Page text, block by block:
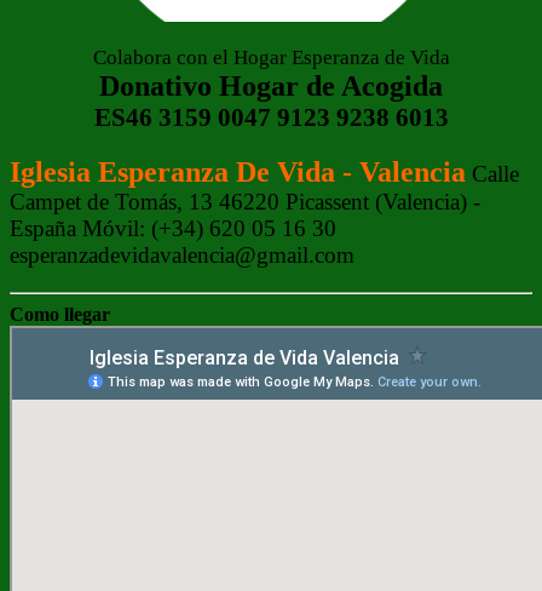
Colabora con el Hogar Esperanza de Vida
Donativo Hogar de Acogida
ES46 3159 0047 9123 9238 6013
Iglesia Esperanza De Vida - Valencia Calle
Campet de Tomás, 13 46220 Picassent (Valencia) -
España Móvil: (+34) 620 05 16 30
esperanzadevidavalencia@gmail.com
Como llegar